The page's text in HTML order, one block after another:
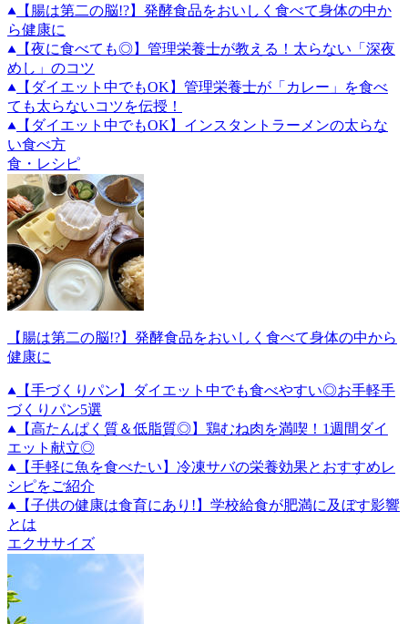
【腸は第二の脳!?】発酵食品をおいしく食べて身体の中か
ら健康に
【夜に食べても◎】管理栄養士が教える！太らない「深夜
めし」のコツ
【ダイエット中でもOK】管理栄養士が「カレー」を食べ
ても太らないコツを伝授！
【ダイエット中でもOK】インスタントラーメンの太らな
い食べ方
食・レシピ
【腸は第二の脳!?】発酵食品をおいしく食べて身体の中から
健康に
【手づくりパン】ダイエット中でも食べやすい◎お手軽手
づくりパン5選
【高たんぱく質＆低脂質◎】鶏むね肉を満喫！1週間ダイ
エット献立◎
【手軽に魚を食べたい】冷凍サバの栄養効果とおすすめレ
シピをご紹介
【子供の健康は食育にあり!】学校給食が肥満に及ぼす影響
とは
エクササイズ